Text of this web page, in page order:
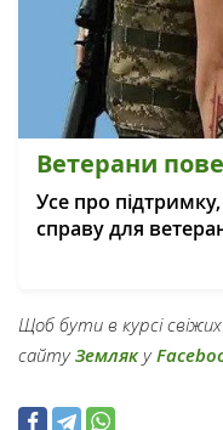
Ветерани
Усе про
справу для
Щоб бути в курсі
сайтуЗемляку